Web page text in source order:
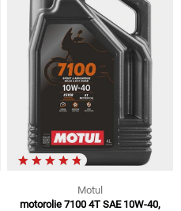
Motul
motorolie 7100 4T SAE 10W-40,